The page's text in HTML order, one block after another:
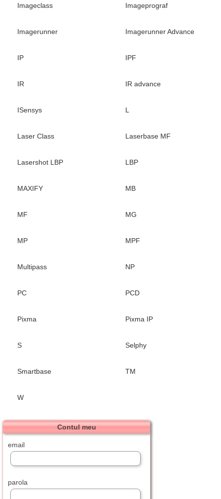
Imageclass Imageprograf
Imagerunner Imagerunner Advance
IP IPF
IR IR advance
ISensys L
Laser Class Laserbase MF
Lasershot LBP LBP
MAXIFY MB
MF MG
MP MPF
Multipass NP
PC PCD
Pixma Pixma IP
S Selphy
Smartbase TM
W
Contul meu
email
parola